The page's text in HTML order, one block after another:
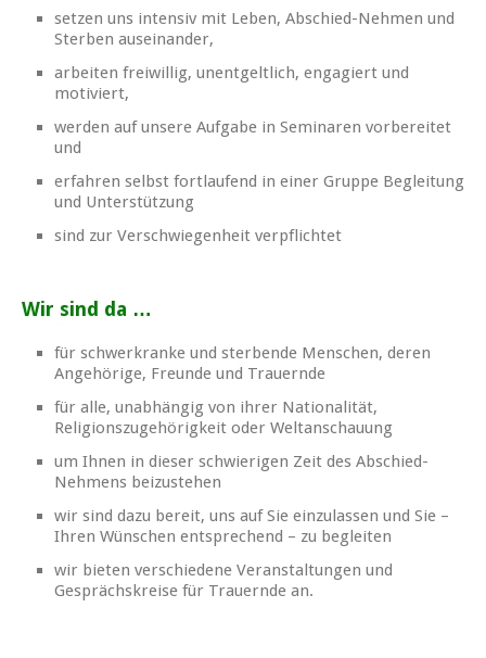
setzen uns intensiv mit Leben, Abschied-Nehmen und
Sterben auseinander,
arbeiten freiwillig, unentgeltlich, engagiert und
motiviert,
werden auf unsere Aufgabe in Seminaren vorbereitet
und
erfahren selbst fortlaufend in einer Gruppe Begleitung
und Unterstützung
sind zur Verschwiegenheit verpflichtet
Wir sind da …
für schwerkranke und sterbende Menschen, deren
Angehörige, Freunde und Trauernde
für alle, unabhängig von ihrer Nationalität,
Religionszugehörigkeit oder Weltanschauung
um Ihnen in dieser schwierigen Zeit des Abschied-
Nehmens beizustehen
wir sind dazu bereit, uns auf Sie einzulassen und Sie –
Ihren Wünschen entsprechend – zu begleiten
wir bieten verschiedene Veranstaltungen und
Gesprächskreise für Trauernde an.